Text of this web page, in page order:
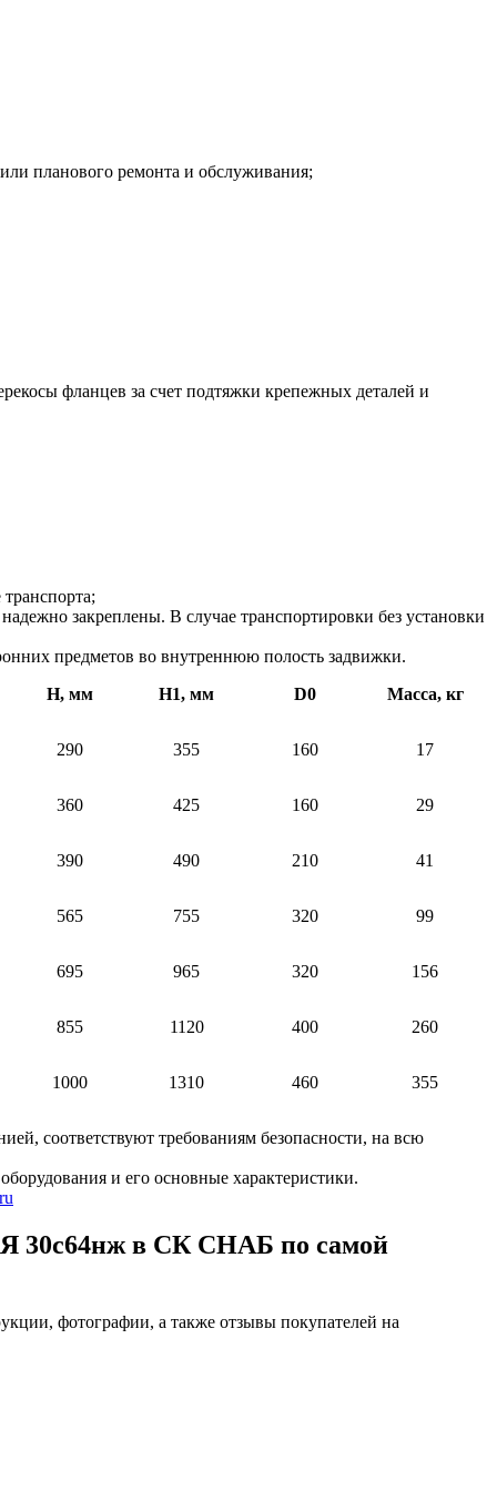
планового ремонта и обслуживания;
фланцев за счет подтяжки крепежных деталей и
закреплены. В случае транспортировки без установки
предметов во внутреннюю полость задвижки.
H, мм
H1, мм D0 Масса, кг
290 355 160 17
360 425 160 29
390 490 210 41
565 755 320 99
695 965 320 156
855 1120 400 260
1000 1310 460 355
соответствуют требованиям безопасности, на всю
и его основные характеристики.
в СК СНАБ по самой
а также отзывы покупателей на